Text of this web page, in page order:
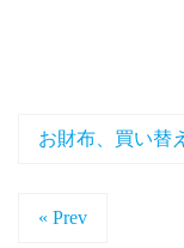
お財布、買い替
« Prev